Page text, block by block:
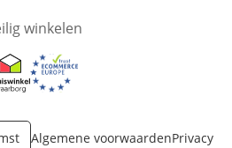
winkelen
in nieuw venster
Opent in nieuw venster
Algemene voorwaardenPrivacy